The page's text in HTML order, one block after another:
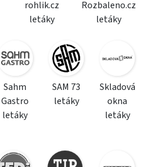
rohlik.cz
letáky
Rozbaleno.cz
letáky
Sahm
Gastro
letáky
SAM 73
letáky
Skladová
okna
letáky